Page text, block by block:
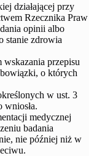
działającej przy
Rzecznika Praw
opinii albo
stanie zdrowia
przepisu
o których
w ust. 3
wniosła.
medycznej
badania
nie później niż w